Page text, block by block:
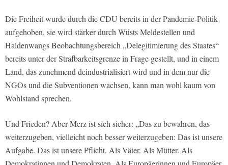
Die Freiheit wurde durch die CDU bereits in der Pandemie-Politik
aufgehoben, sie wird stärker durch Wüsts Meldestellen und
Haldenwangs Beobachtungsbereich „Delegitimierung des Staates“
bereits unter der Strafbarkeitsgrenze in Frage gestellt, und in einem
Land, das zunehmend deindustrialisiert wird und in dem nur die
NGOs und die Subventionen wachsen, kann man wohl kaum von
Wohlstand sprechen.
Und Frieden? Aber Merz ist sich sicher: „Das zu bewahren, das
weiterzugeben, vielleicht noch besser weiterzugeben: Das ist unsere
Aufgabe. Das ist unsere Pflicht. Als Väter. Als Mütter. Als